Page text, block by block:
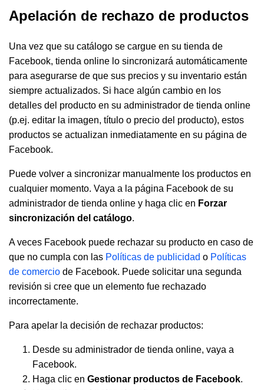
Apelación de rechazo de productos
Una vez que su catálogo se cargue en su tienda de
Facebook, tienda online lo sincronizará automáticamente
para asegurarse de que sus precios y su inventario están
siempre actualizados. Si hace algún cambio en los
detalles del producto en su administrador de tienda online
(p.ej. editar la imagen, título o precio del producto), estos
productos se actualizan inmediatamente en su página de
Facebook.
Puede volver a sincronizar manualmente los productos en
cualquier momento. Vaya a la página Facebook de su
administrador de tienda online y haga clic en Forzar
sincronización del catálogo.
A veces Facebook puede rechazar su producto en caso de
que no cumpla con las Políticas de publicidad o Políticas
de comercio de Facebook. Puede solicitar una segunda
revisión si cree que un elemento fue rechazado
incorrectamente.
Para apelar la decisión de rechazar productos:
Desde su administrador de tienda online, vaya a
Facebook.
Haga clic en Gestionar productos de Facebook.